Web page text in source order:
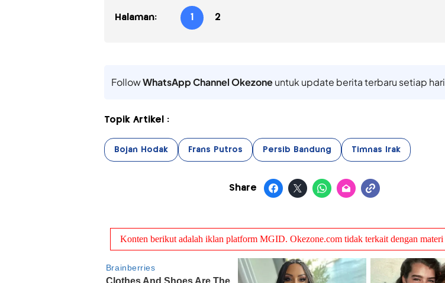
Halaman: 1 2
FollowWhatsApp Channel Okezoneuntuk update berita terbaru setiap hari
Topik Artikel :
Bojan Hodak Frans Putros Persib Bandung Timnas Irak
Share